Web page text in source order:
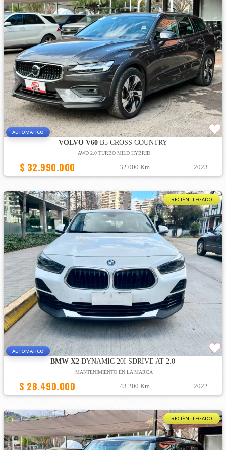
AUTOMATICO
VOLVO V60B5 CROSS COUNTRY
AWD 2.0 TURBO MILD HYBRID
$ 32.990.000 32.000 Km 2023
RECIÉN LLEGADO
AUTOMATICO
BMW X2 DYNAMIC 20I SDRIVE AT 2.0
MANTENIMIENTO EN LA MARCA
$ 28.490.000 43.200 Km 2022
RECIÉN LLEGADO